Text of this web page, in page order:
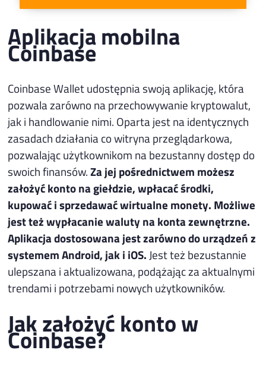
Aplikacja mobilna
Coinbase
Coinbase Wallet udostępnia swoją aplikację, która
pozwala zarówno na przechowywanie kryptowalut,
jak i handlowanie nimi. Oparta jest na identycznych
zasadach działania co witryna przeglądarkowa,
pozwalając użytkownikom na bezustanny dostęp do
swoich finansów.Za jej pośrednictwem możesz
założyć konto na giełdzie, wpłacać środki,
kupować i sprzedawać wirtualne monety. Możliwe
jest też wypłacanie waluty na konta zewnętrzne.
Aplikacja dostosowana jest zarówno do urządzeń z
systemem Android, jak i iOS. Jest też bezustannie
ulepszana i aktualizowana, podążając za aktualnymi
trendami i potrzebami nowych użytkowników.
Jak założyć konto w
Coinbase?